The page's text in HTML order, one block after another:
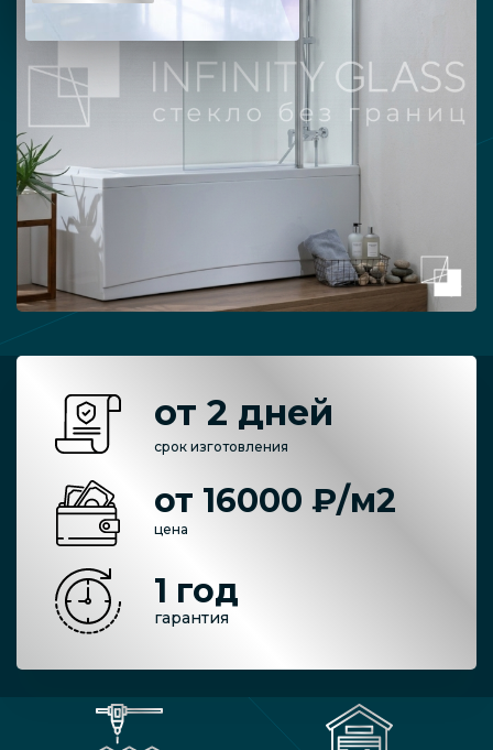
от 2 дней
срок изготовления
от 16000 ₽/м2
цена
1 год
гарантия